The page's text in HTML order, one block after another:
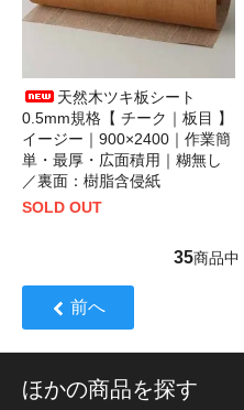
天然木ツキ板シート
0.5mm規格【 チーク｜板目 】
イージー｜900×2400｜作業簡
単・最厚・広面積用｜糊無し
／裏面：樹脂含侵紙
SOLD OUT
35商品中
前へ
ほかの商品を探す